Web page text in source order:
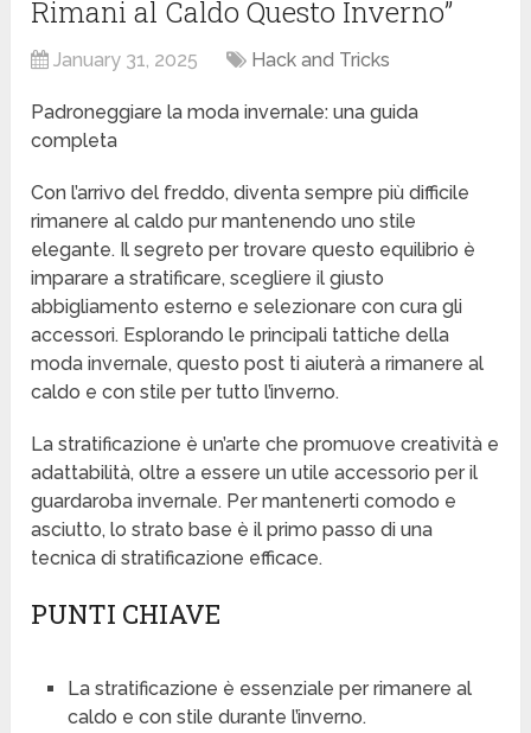
Rimani al Caldo Questo Inverno”
January 31, 2025 Hack and Tricks
Padroneggiare la moda invernale: una guida
completa
Con l’arrivo del freddo, diventa sempre più difficile
rimanere al caldo pur mantenendo uno stile
elegante. Il segreto per trovare questo equilibrio è
imparare a stratificare, scegliere il giusto
abbigliamento esterno e selezionare con cura gli
accessori. Esplorando le principali tattiche della
moda invernale, questo post ti aiuterà a rimanere al
caldo e con stile per tutto l’inverno.
La stratificazione è un’arte che promuove creatività e
adattabilità, oltre a essere un utile accessorio per il
guardaroba invernale. Per mantenerti comodo e
asciutto, lo strato base è il primo passo di una
tecnica di stratificazione efficace.
PUNTI CHIAVE
La stratificazione è essenziale per rimanere al
caldo e con stile durante l’inverno.